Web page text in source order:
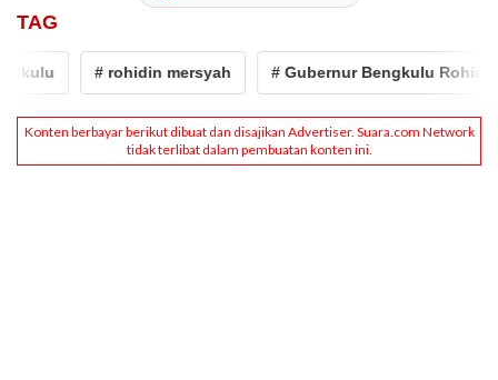
TAG
# rohidin mersyah # Gubernur Bengkulu Rohidin